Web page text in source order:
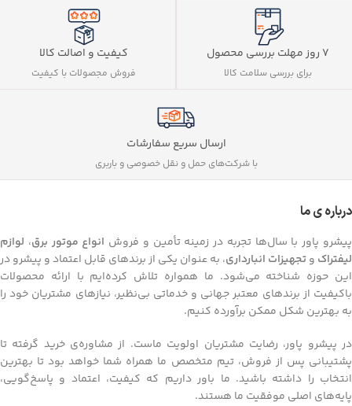
چین، کیفیت جهانی:تضمین عملکرد با
معتبر.
برق بدون نوسان، ایمن
برای لپ‌تاپ و تجهیزات حساس
ابعاد جمع‌وجور
– فقط 27 کیلو، مناسب
سفر، کمپینگ و کار سیار
✅ خروجی ۲۲۰ ولت + پورت ۱۲ ولت + هشدار
📦 مناسب برای خانه، ویلا، غرفه، فودتراک و
طبیعت‌گردی
📞 مشاوره و خرید: 09938093260
📍 فروشگاه پیشرو پاور – ارسال سریع به
سراسر کشور
۷ روز مهلت بررسی محصول
برای بررسی سلامت کالا
کیفیت و اصالت کالا
فروش مجصولات با کیفیت
ارسال سریع سفارشات
با شرکت‌های حمل و نقل خصوصی و باربری
درباره ی ما
پیشرو پاور با سال‌ها تجربه در زمینه تأمین و فروش انواع موتور برق، لوازم
لیفتراک وتجهیزات انبارداری، به عنوان یکی از برندهای قابل اعتماد و پیشرو در
این حوزه شناخته می‌شود. ما همواره تلاش کرده‌ایم با ارائه محصولات
باکیفیت از برندهای معتبر جهانی و خدماتی بی‌نظیر، نیازهای مشتریان خود را
به بهترین شکل ممکن برآورده کنیم.
در پیشرو پاور، رضایت مشتریان اولویت ماست. از مشاوره‌ی خرید گرفته تا
پشتیبانی پس از فروش، تیم متخصص ما همراه شما خواهد بود تا بهترین
انتخاب را داشته باشید. ما باور داریم که کیفیت، اعتماد و پاسخ‌گویی،
پایه‌های اصلی موفقیت ما هستند.